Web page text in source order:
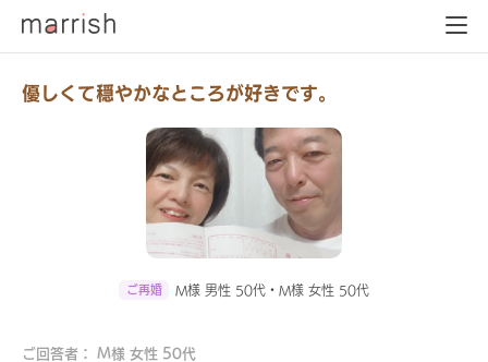
優しくて穏やかなところが好きです。
ご再婚 M様 男性 50代・M様 女性 50代
ご回答者： M様 女性 50代